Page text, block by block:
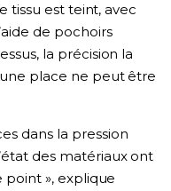
tissu est teint, avec
de pochoirs
la précision la
place ne peut être
dans la pression
des matériaux ont
», explique